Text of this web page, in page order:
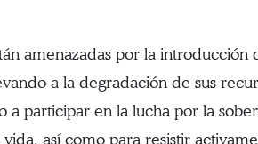
amenazadas por la
a la degradación de sus
a participar en la lucha por la
así como para resistir